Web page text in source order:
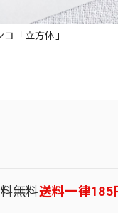
「立方体」
無料送料一律185